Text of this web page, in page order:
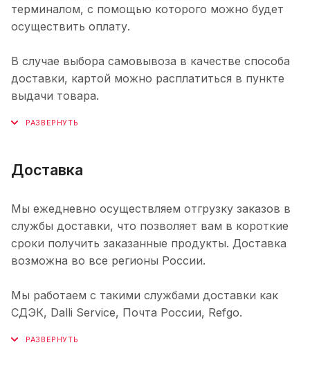
терминалом, с помощью которого можно будет
осуществить оплату.
В случае выбора самовывоза в качестве способа
доставки, картой можно расплатиться в пункте
выдачи товара.
Доставка
Мы ежедневно осуществляем отгрузку заказов в
службы доставки, что позволяет вам в короткие
сроки получить заказанные продукты. Доставка
возможна во все регионы России.
Мы работаем с такими службами доставки как
СДЭК, Dalli Service, Почта России, Refgo.